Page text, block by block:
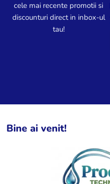
cele mai recente promotii si
discounturi direct in inbox-ul
tau!
Bine ai venit!